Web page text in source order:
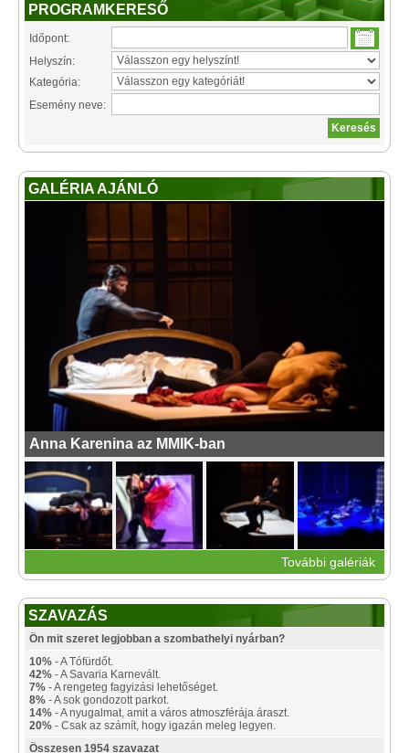
PROGRAMKERESŐ
Időpont:
Helyszín:
Kategória:
Esemény neve:
GALÉRIA AJÁNLÓ
Anna Karenina az MMIK-ban
További galériák
SZAVAZÁS
Ön mit szeret legjobban a szombathelyi nyárban?
10% - A Tófürdőt.
42% - A Savaria Karnevált.
7% - A rengeteg fagyizási lehetőséget.
8% - A sok gondozott parkot.
14% - A nyugalmat, amit a város atmoszférája áraszt.
20% - Csak az számít, hogy igazán meleg legyen.
Összesen 1954 szavazat